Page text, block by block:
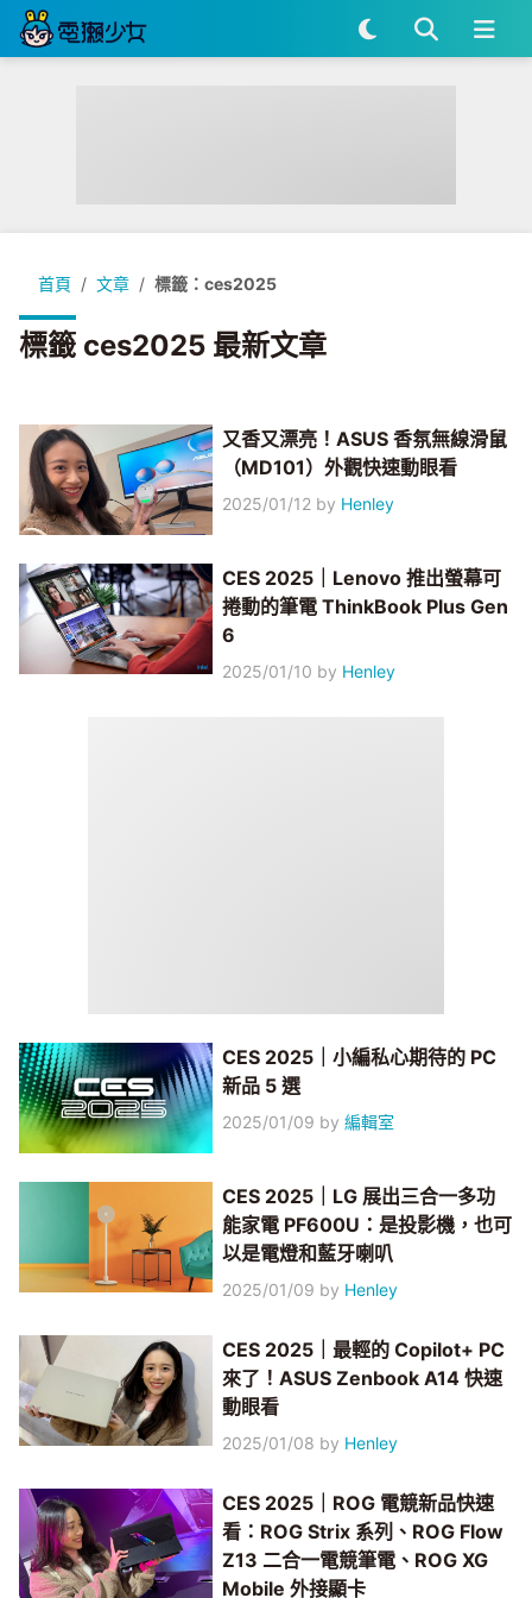
首頁 文章 標籤：ces2025
標籤 ces2025 最新文章
又香又漂亮！ASUS 香氛無線滑鼠
（MD101）外觀快速動眼看
2025/01/12 by Henley
CES 2025｜Lenovo 推出螢幕可
捲動的筆電 ThinkBook Plus Gen
6
2025/01/10 by Henley
CES 2025｜小編私心期待的 PC
新品 5 選
2025/01/09 by編輯室
CES 2025｜LG 展出三合一多功
能家電 PF600U：是投影機，也可
以是電燈和藍牙喇叭
2025/01/09 by Henley
CES 2025｜最輕的 Copilot+ PC
來了！ASUS Zenbook A14 快速
動眼看
2025/01/08 by Henley
CES 2025｜ROG 電競新品快速
看：ROG Strix 系列、ROG Flow
Z13 二合一電競筆電、ROG XG
Mobile 外接顯卡